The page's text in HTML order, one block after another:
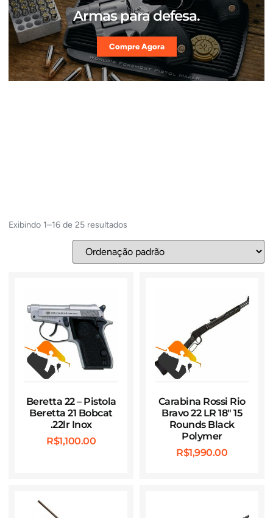
Armas para defesa.
Compre Agora
Exibindo 1–16 de 25 resultados
Beretta 22 – Pistola
Beretta 21 Bobcat
.22lr Inox
R$1,100.00
Carabina Rossi Rio
Bravo 22 LR 18″ 15
Rounds Black
Polymer
R$1,990.00